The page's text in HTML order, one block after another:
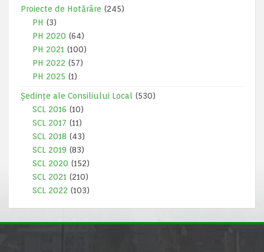
Proiecte de Hotărâre (245)
PH (3)
PH 2020 (64)
PH 2021 (100)
PH 2022 (57)
PH 2025 (1)
Ședințe ale Consiliului Local
(530)
SCL 2016 (10)
SCL 2017 (11)
SCL 2018 (43)
SCL 2019 (83)
SCL 2020 (152)
SCL 2021 (210)
SCL 2022 (103)